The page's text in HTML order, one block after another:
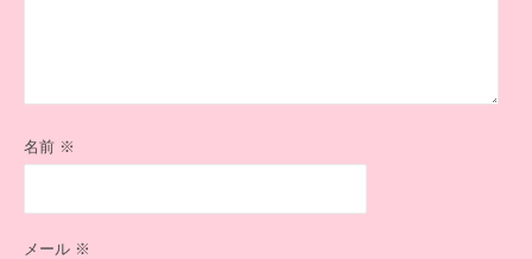
名前 ※
メール ※